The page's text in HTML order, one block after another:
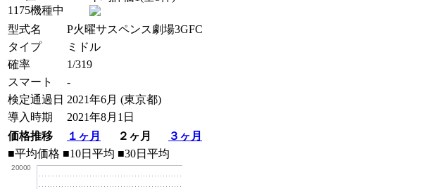
1175機種中
型式名
P火曜サスペンス劇場3GFC
タイプ
ミドル
確率
1/319
スマート
-
検定通過日 2021年6月 (東京都)
導入時期
2021年8月1日
価格推移
１ヶ月 ２ヶ月
３ヶ月
■平均価格 ■10日平均 ■30日平均
20000